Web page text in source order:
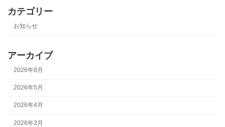
カテゴリー
お知らせ
アーカイブ
2026年8月
2026年5月
2026年4月
2026年3月